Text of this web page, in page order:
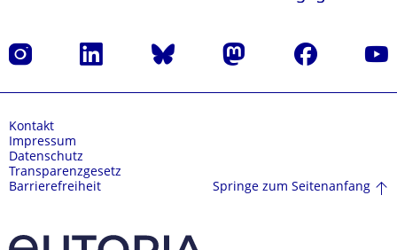
Instagram LinkedIn Bluesky Mastodon Facebook
Kontakt
Impressum
Datenschutz
Transparenzgesetz
Barrierefreiheit
Springe zum Seitenanfang